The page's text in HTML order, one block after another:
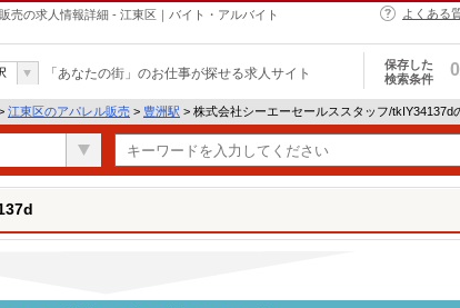
売の求人情報詳細 - 江東区｜バイト・アルバイト
よくある
「あなたの街」のお仕事が探せる求人サイト
保存した
検索条件
0
江東区のアパレル販売 > 豊洲駅 > 株式会社シーエーセールススタッフ/tkIY34137d